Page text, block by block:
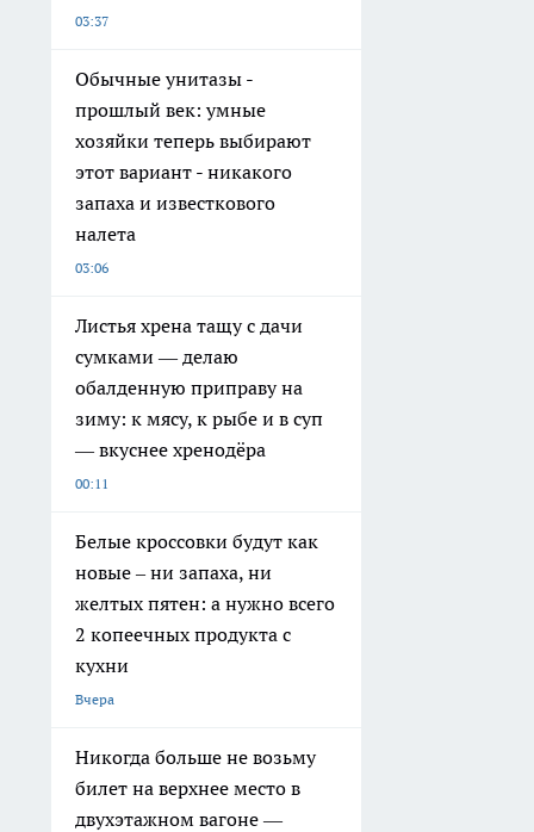
03:37
Обычные унитазы -
прошлый век: умные
хозяйки теперь выбирают
этот вариант - никакого
запаха и известкового
налета
03:06
Листья хрена тащу с дачи
сумками — делаю
обалденную приправу на
зиму: к мясу, к рыбе и в суп
— вкуснее хренодёра
00:11
Белые кроссовки будут как
новые – ни запаха, ни
желтых пятен: а нужно всего
2 копеечных продукта с
кухни
Вчера
Никогда больше не возьму
билет на верхнее место в
двухэтажном вагоне —